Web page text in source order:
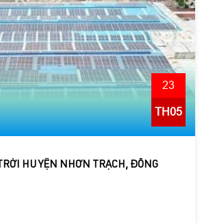
23
TH05
HUYỆN NHƠN TRẠCH, ĐỒNG